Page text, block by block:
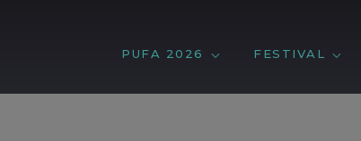
PUFA 2026 FESTIVAL